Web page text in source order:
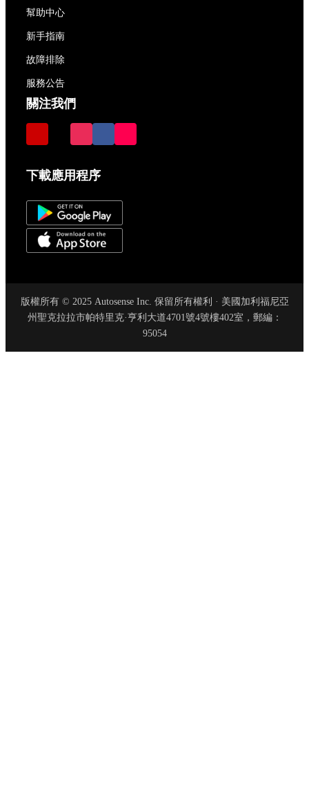
幫助中心
新手指南
故障排除
服務公告
關注我們
下載應用程序
版權所有 © 2025 Autosense Inc. 保留所有權利 · 美國加利福尼亞
州聖克拉拉市帕特里克·亨利大道4701號4號樓402室，郵編：
95054